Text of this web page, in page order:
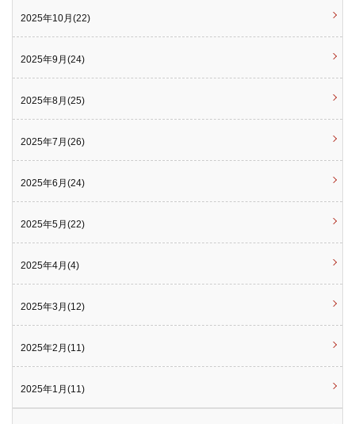
2025年10月(22)
2025年9月(24)
2025年8月(25)
2025年7月(26)
2025年6月(24)
2025年5月(22)
2025年4月(4)
2025年3月(12)
2025年2月(11)
2025年1月(11)